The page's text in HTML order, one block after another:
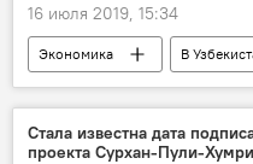
16 июля 2019, 15:34
Экономика
В
тонировка
Стала известна дата
проекта Сурхан-Пули-Хумри